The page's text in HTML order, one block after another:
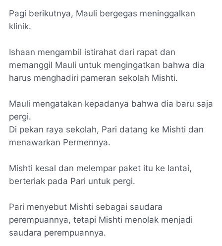
Pagi berikutnya, Mauli bergegas meninggalkan
klinik.
Ishaan mengambil istirahat dari rapat dan
memanggil Mauli untuk mengingatkan bahwa dia
harus menghadiri pameran sekolah Mishti.
Mauli mengatakan kepadanya bahwa dia baru saja
pergi.
Di pekan raya sekolah, Pari datang ke Mishti dan
menawarkan Permennya.
Mishti kesal dan melempar paket itu ke lantai,
berteriak pada Pari untuk pergi.
Pari menyebut Mishti sebagai saudara
perempuannya, tetapi Mishti menolak menjadi
saudara perempuannya.